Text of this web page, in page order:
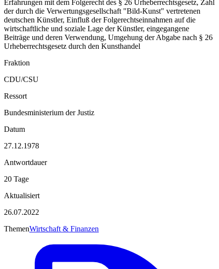
Erfahrungen mit dem Folgerecht des § 26 Urheberrechtsgesetz, Zahl
der durch die Verwertungsgesellschaft "Bild-Kunst" vertretenen
deutschen Künstler, Einfluß der Folgerechtseinnahmen auf die
wirtschaftliche und soziale Lage der Künstler, eingegangene
Beiträge und deren Verwendung, Umgehung der Abgabe nach § 26
Urheberrechtsgesetz durch den Kunsthandel
Fraktion
CDU/CSU
Ressort
Bundesministerium der Justiz
Datum
27.12.1978
Antwortdauer
20 Tage
Aktualisiert
26.07.2022
ThemenWirtschaft & Finanzen